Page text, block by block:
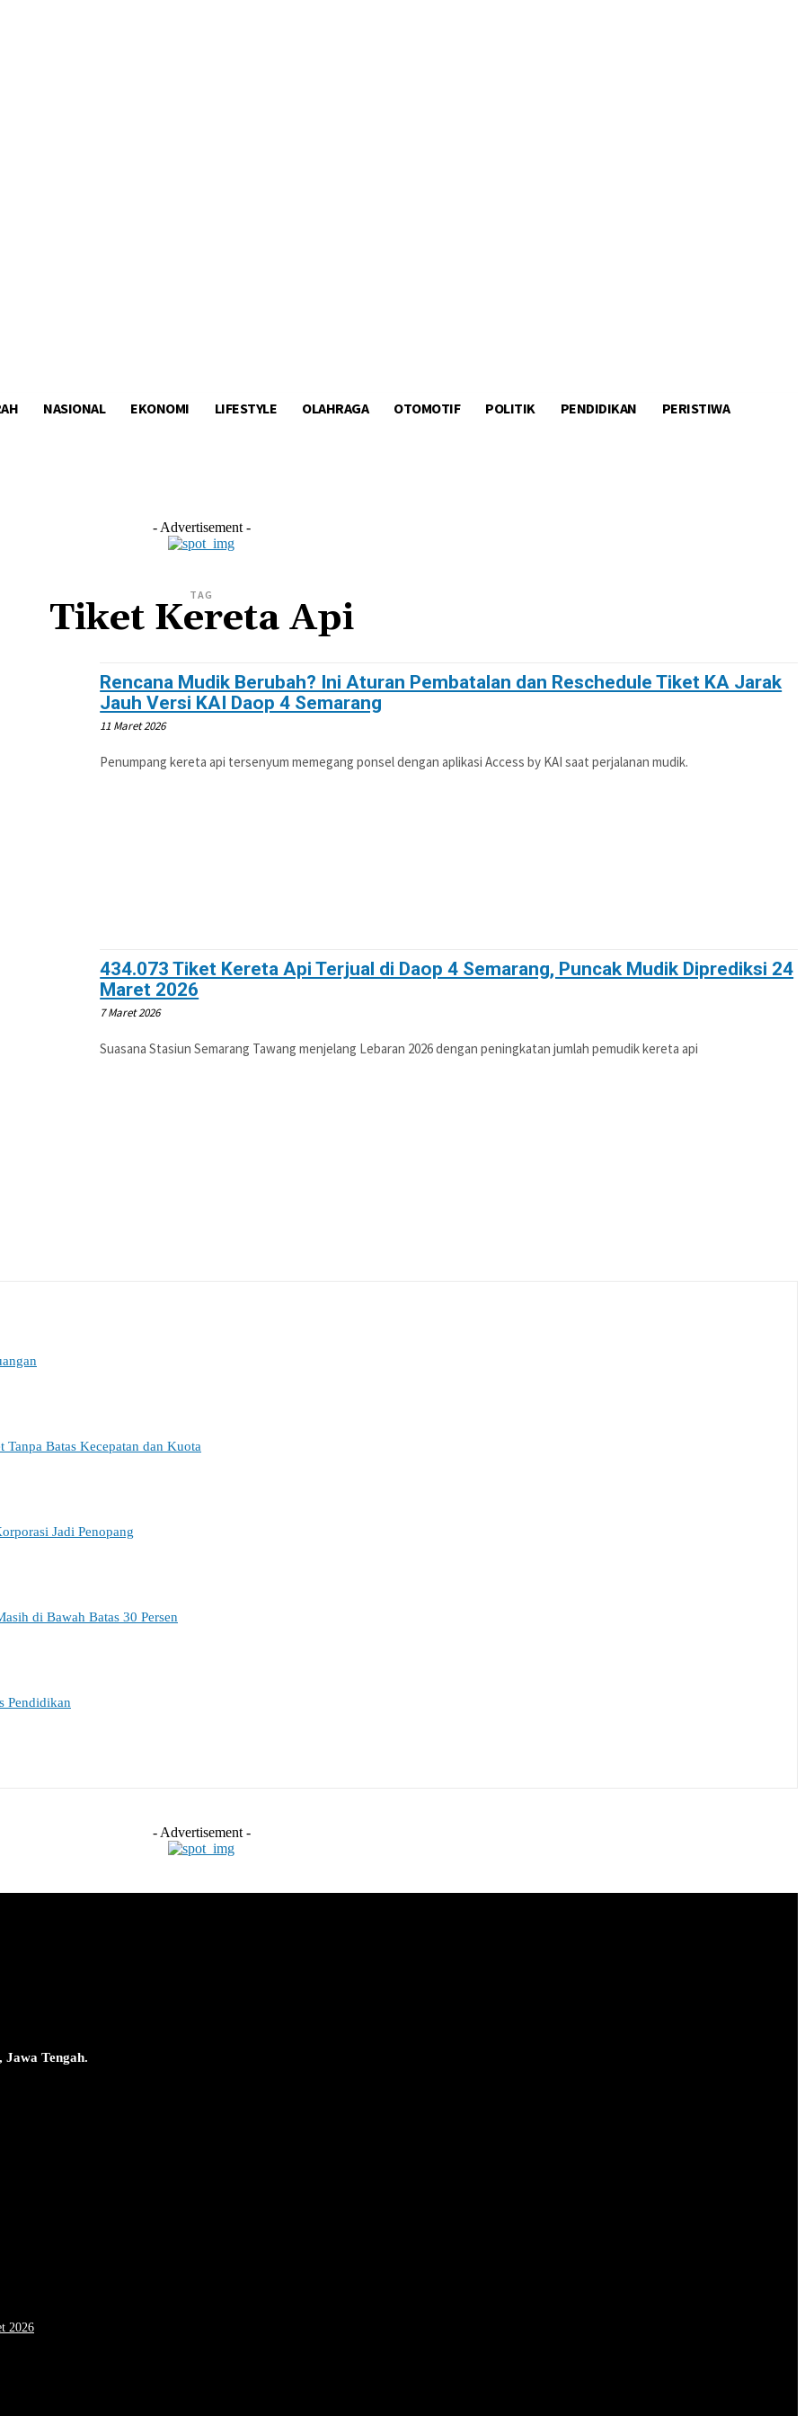
EKONOMI LIFESTYLE OLAHRAGA OTOMOTIF POLITIK PENDIDIKAN PERISTIWA
NASIONAL EKONOMI LIFESTYLE OLAHRAGA OTOMOTIF POLITIK PENDIDIKAN PERISTIWA
- Advertisement -
TAG
Tiket Kereta Api
Rencana Mudik Berubah? Ini Aturan Pembatalan dan Reschedule Tiket KA Jarak
Jauh Versi KAI Daop 4 Semarang
11 Maret 2026
Penumpang kereta api tersenyum memegang ponsel dengan aplikasi Access by KAI saat perjalanan mudik.
434.073 Tiket Kereta Api Terjual di Daop 4 Semarang, Puncak Mudik Diprediksi 24
Maret 2026
7 Maret 2026
Suasana Stasiun Semarang Tawang menjelang Lebaran 2026 dengan peningkatan jumlah pemudik kereta api
Batas Kecepatan dan Kuota
Jadi Penopang
di Bawah Batas 30 Persen
Pendidikan
- Advertisement -
Tengah.
2026